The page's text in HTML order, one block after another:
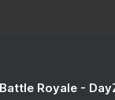
Royale -